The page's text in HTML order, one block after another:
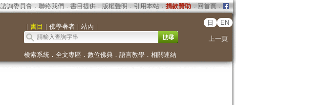
諮詢委員會． 聯絡我們 ． 書目提供． 版權聲明 ． 引用本站． 捐款贊助．回首頁．
｜ 書目 ｜ 佛學著者｜ 站內 ｜
日 EN
上一頁
檢索系統． 全文專區 ． 數位佛典． 語言教學． 相關連結